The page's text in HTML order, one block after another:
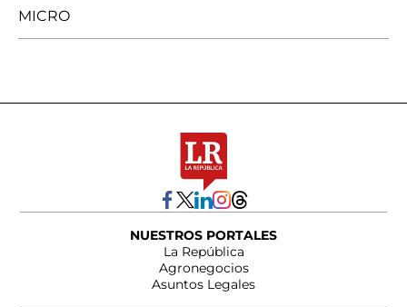
MICRO
NUESTROS PORTALES
La República
Agronegocios
Asuntos Legales